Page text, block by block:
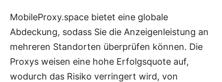
MobileProxy.space bietet eine globale
Abdeckung, sodass Sie die Anzeigenleistung an
mehreren Standorten überprüfen können. Die
Proxys weisen eine hohe Erfolgsquote auf,
wodurch das Risiko verringert wird, von